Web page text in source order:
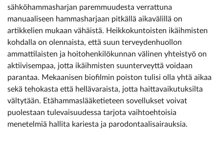
sähköhammasharjan paremmuudesta verrattuna
manuaaliseen hammasharjaan pitkällä aikavälillä on
artikkelien mukaan vähäistä. Heikkokuntoisten ikäihmisten
kohdalla on olennaista, että suun terveydenhuollon
ammattilaisten ja hoitohenkilökunnan välinen yhteistyö on
aktiivisempaa, jotta ikäihmisten suunterveyttä voidaan
parantaa. Mekaanisen biofilmin poiston tulisi olla yhtä aikaa
sekä tehokasta että hellävaraista, jotta haittavaikutuksilta
vältytään. Etähammaslääketieteen sovellukset voivat
puolestaan tulevaisuudessa tarjota vaihtoehtoisia
menetelmiä hallita kariesta ja parodontaalisairauksia.